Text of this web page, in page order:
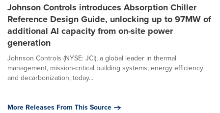
Johnson Controls introduces Absorption Chiller
Reference Design Guide, unlocking up to 97MW of
additional AI capacity from on-site power
generation
Johnson Controls (NYSE: JCI), a global leader in thermal
management, mission-critical building systems, energy efficiency
and decarbonization, today...
More Releases From This Source